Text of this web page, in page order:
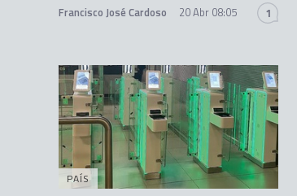
Francisco José Cardoso 20 Abr 08:05 1
PAÍS